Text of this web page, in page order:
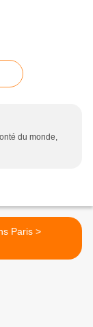
du monde,
Dans Paris >